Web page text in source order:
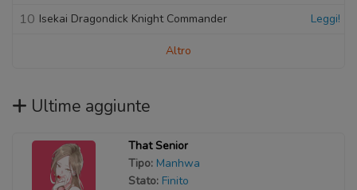
10 Isekai Dragondick Knight Commander Leggi!
Altro
Ultime aggiunte
That Senior
Tipo: Manhwa
Stato: Finito